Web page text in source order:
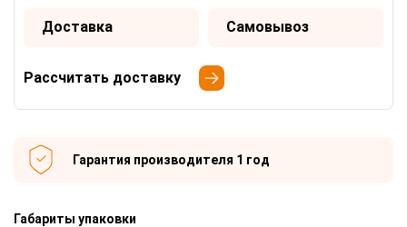
Доставка Самовывоз
Рассчитать доставку
Гарантия производителя 1 год
Габариты упаковки